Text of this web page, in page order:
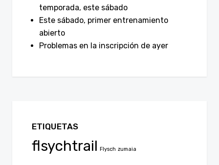
temporada, este sábado
Este sábado, primer entrenamiento
abierto
Problemas en la inscripción de ayer
ETIQUETAS
flsychtrail Flysch zumaia